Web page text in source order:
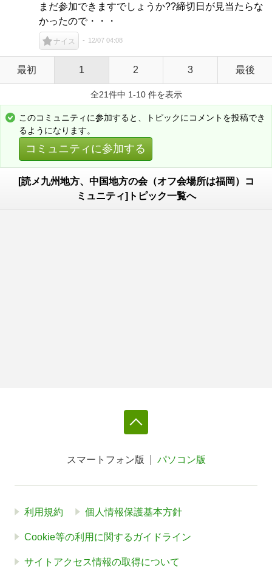
まだ参加できますでしょうか??締切日が見当たらな
かったので・・・
ナイス 12/07 04:08
最初 1 2 3 最後
全21件中 1-10 件を表示
このコミュニティに参加すると、トピックにコメントを投稿でき
るようになります。
コミュニティに参加する
[読メ九州地方、中国地方の会（オフ会場所は福岡）コ
ミュニティ]トピック一覧へ
スマートフォン版 パソコン版
利用規約 個人情報保護基本方針
Cookie等の利用に関するガイドライン
サイトアクセス情報の取得について